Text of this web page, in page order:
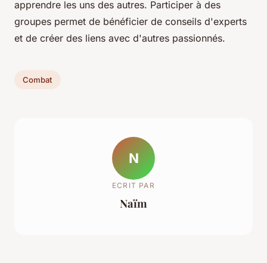
apprendre les uns des autres. Participer à des
groupes permet de bénéficier de conseils d'experts
et de créer des liens avec d'autres passionnés.
Combat
N
ECRIT PAR
Naïm